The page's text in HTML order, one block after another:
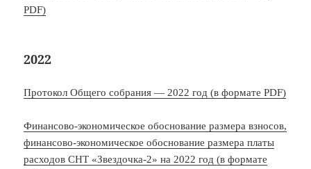
PDF)
2022
Протокол Общего собрания — 2022 год (в формате PDF)
Финансово-экономическое обоснование размера взносов,
финансово-экономическое обоснование размера платы
расходов СНТ «Звездочка-2» на 2022 год (в формате